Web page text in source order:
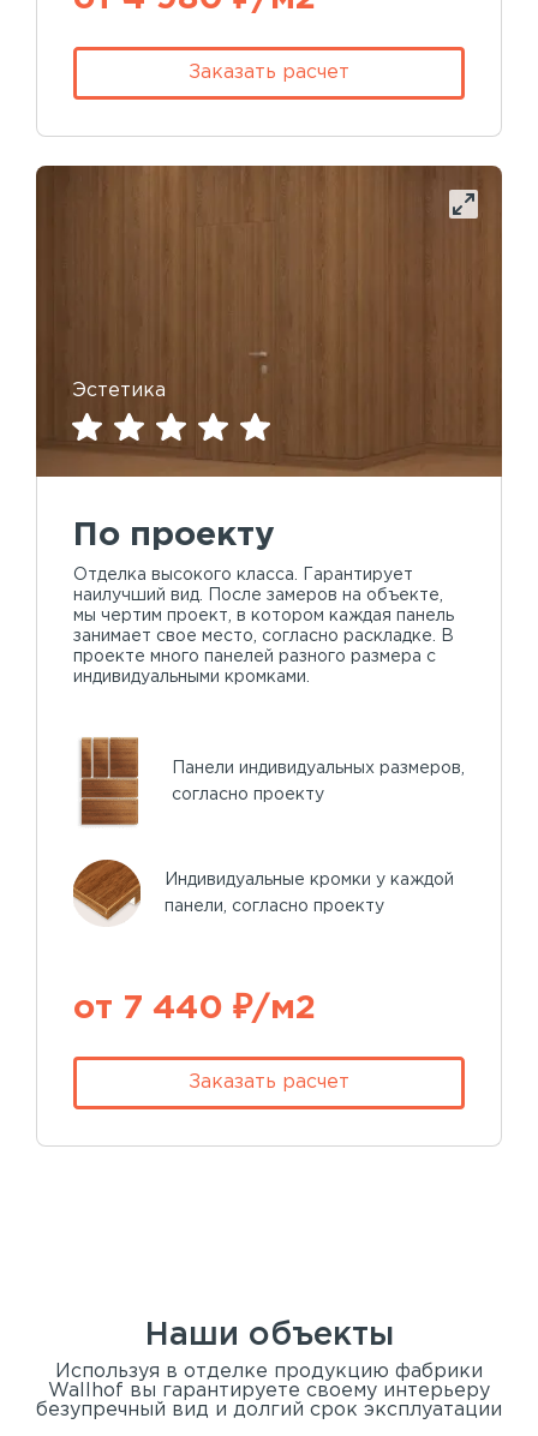
Заказать расчет
Эстетика
По проекту
Отделка высокого класса. Гарантирует
наилучший вид. После замеров на объекте,
мы чертим проект, в котором каждая панель
занимает свое место, согласно раскладке. В
проекте много панелей разного размера с
индивидуальными кромками.
Панели индивидуальных размеров,
согласно проекту
Индивидуальные кромки у каждой
панели, согласно проекту
от 7 440 ₽/м2
Заказать расчет
Наши объекты
Используя в отделке продукцию фабрики
Wallhof вы гарантируете своему интерьеру
безупречный вид и долгий срок эксплуатации